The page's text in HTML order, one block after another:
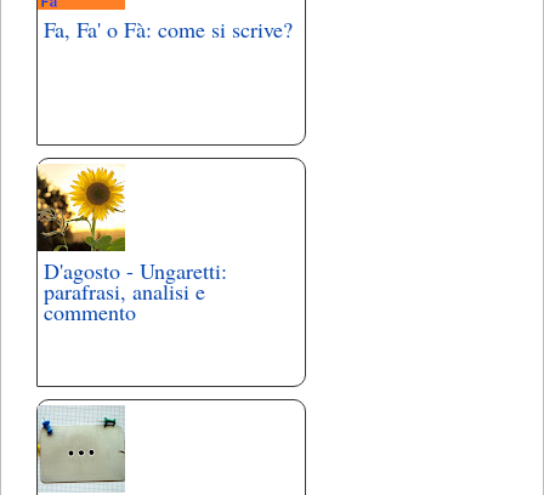
Fa, Fa' o Fà: come si scrive?
D'agosto - Ungaretti:
parafrasi, analisi e
commento